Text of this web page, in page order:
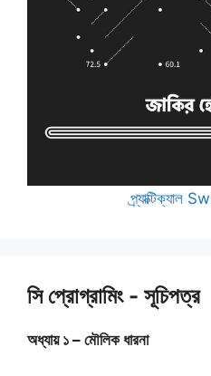
প্র্যাক্টিক্যাল
সি প্রোগ্রামিং - সূচিপত্র
অধ্যায় ১ – মৌলিক ধারনা